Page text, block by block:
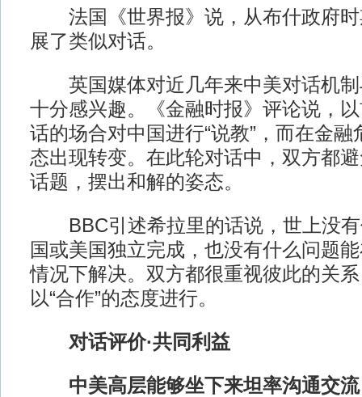
法国《世界报》说，从布什政府时
展了类似对话。
英国媒体对近几年来中美对话机制
十分感兴趣。《金融时报》评论说，
话的场合对中国进行“说教”，而在金
态出现转变。在此轮对话中，双方都
话题，摆出和解的姿态。
BBC引述希拉里的话说，世上没有
国或美国独立完成，也没有什么问题
情况下解决。双方都很重视彼此的关
以“合作”的态度进行。
对话评价·共同利益
中美高层能够坐下来坦率沟通交流